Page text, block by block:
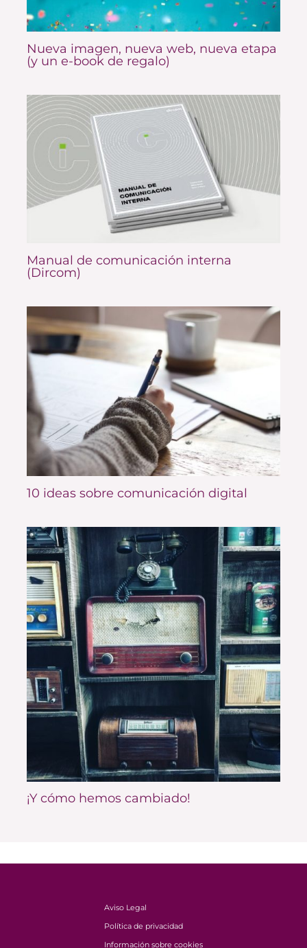
Nueva imagen, nueva web, nueva etapa
(y un e-book de regalo)
Manual de comunicación interna
(Dircom)
10 ideas sobre comunicación digital
¡Y cómo hemos cambiado!
Aviso Legal
Política de privacidad
Información sobre cookies